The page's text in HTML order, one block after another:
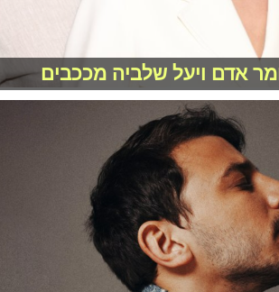
אדם ויעל שלביה מככבים